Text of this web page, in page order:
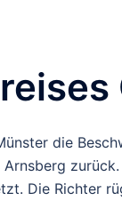
die
Die Richter